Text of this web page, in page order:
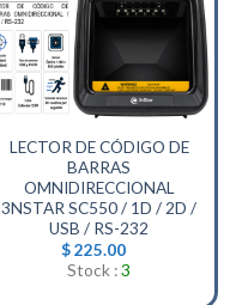
LECTOR DE CÓDIGO DE
BARRAS
OMNIDIRECCIONAL
3NSTAR SC550 / 1D / 2D /
USB / RS-232
$225.00
Stock :3